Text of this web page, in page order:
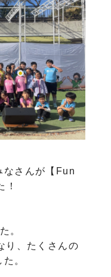
なさんが【Fun
！
。
り、たくさんの
。